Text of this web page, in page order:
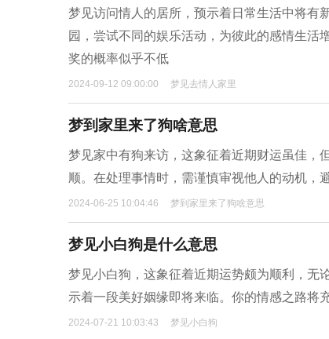
梦见访问情人的居所，预示着日常生活中将有
园，尝试不同的娱乐活动，为彼此的感情生活
奖的概率似乎不低
2024-09-12 09:00:00 梦见去情人家里
梦到家里来了狗啥意思
梦见家中有狗来访，这象征着近期财运虽佳，
顺。在处理事情时，需谨慎审视他人的动机，
2024-06-25 10:04:46 梦到家里来了狗啥意思
梦见小白狗是什么意思
梦见小白狗，这象征着近期运势颇为顺利，无
示着一段美好姻缘即将来临。你的情感之路将
2024-07-21 10:03:43 梦见小白狗